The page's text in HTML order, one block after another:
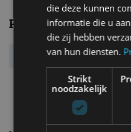
Prestaties
Acc. 0-100 km/u
Topsnelheid
die deze kunnen
informatie die u
die zij hebben
van hun diensten.
Strikt
noodzakelijk